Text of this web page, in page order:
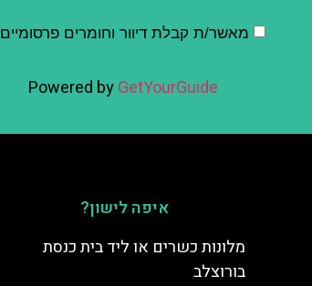
מאשר/ת קבלת דיוור וחומרים פרסומיים
Powered byGetYourGuide
איפה לישון?
מלונות כשרים או ליד בית כנסת
בורוצלב